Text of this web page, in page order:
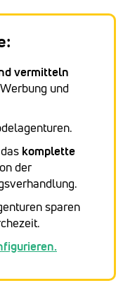
vermitteln
und
komplette
der
sparen